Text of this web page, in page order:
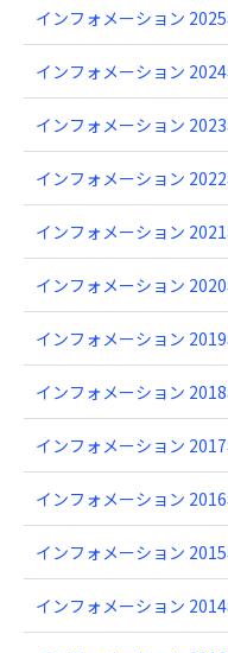
インフォメーション
インフォメーション
インフォメーション
インフォメーション
インフォメーション
インフォメーション
インフォメーション
インフォメーション
インフォメーション
インフォメーション
インフォメーション
インフォメーション